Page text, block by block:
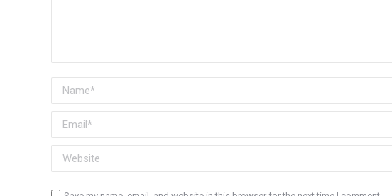
Name *
Email *
Website